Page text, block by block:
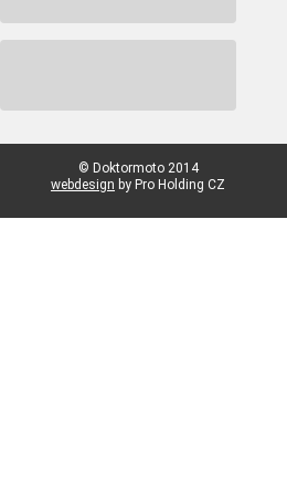
© Doktormoto 2014
webdesign by Pro Holding CZ